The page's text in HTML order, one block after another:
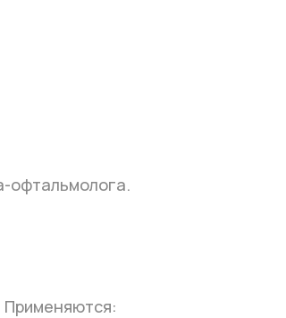
офтальмолога.
Применяются: